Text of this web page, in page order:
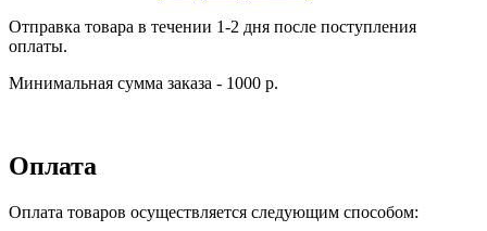
Отправка товара в течении 1-2 дня после поступления
оплаты.
Минимальная сумма заказа - 1000 р.
Оплата
Оплата товаров осуществляется следующим способом: